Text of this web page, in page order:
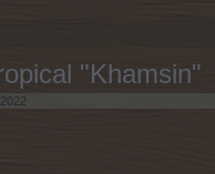
"Khamsin"